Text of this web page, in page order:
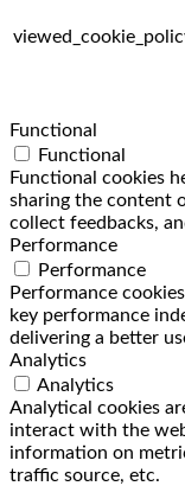
Functional
Functional
Functional cookies
sharing the content
collect feedbacks,
Performance
Performance
Performance
key performance
delivering a better
Analytics
Analytics
Analytical cookies
interact with the
information on
traffic source, etc.